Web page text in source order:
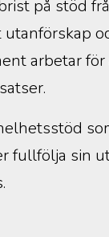
på stöd
arbetar
fullfölja sin